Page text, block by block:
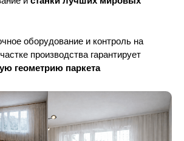
оборудование и контроль на
производства гарантирует
геометрию паркета